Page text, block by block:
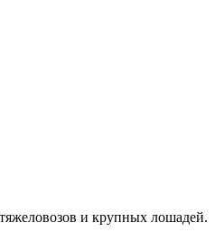
и крупных лошадей.